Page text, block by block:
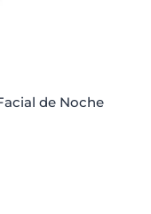
de Noche